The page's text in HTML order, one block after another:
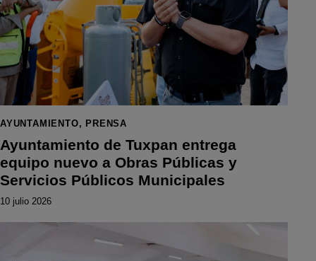
AYUNTAMIENTO, PRENSA
Ayuntamiento de Tuxpan entrega
equipo nuevo a Obras Públicas y
Servicios Públicos Municipales
10 julio 2026